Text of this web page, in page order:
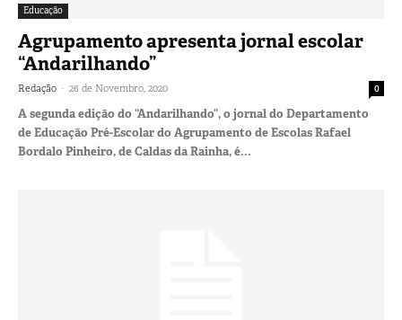
Educação
Agrupamento apresenta jornal escolar
“Andarilhando”
Redação - 26 de Novembro, 2020 0
A segunda edição do “Andarilhando”, o jornal do Departamento
de Educação Pré-Escolar do Agrupamento de Escolas Rafael
Bordalo Pinheiro, de Caldas da Rainha, é...